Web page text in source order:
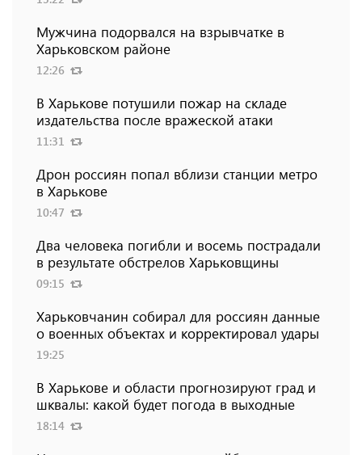
Мужчина подорвался на взрывчатке в
Харьковском районе
12:26
В Харькове потушили пожар на складе
издательства после вражеской атаки
11:31
Дрон россиян попал вблизи станции метро
в Харькове
10:47
Два человека погибли и восемь пострадали
в результате обстрелов Харьковщины
09:15
Харьковчанин собирал для россиян данные
о военных объектах и ​​корректировал удары
19:25
В Харькове и области прогнозируют град и
шквалы: какой будет погода в выходные
18:14